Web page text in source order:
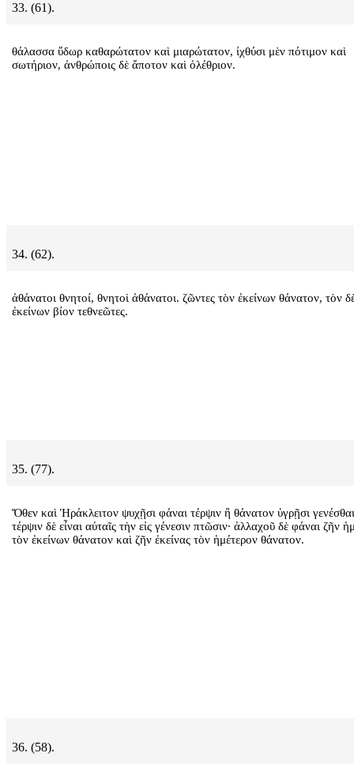
33. (61).
θάλασσα ὕδωρ καθαρώτατον καὶ μιαρώτατον, ἰχθύσι μὲν πότιμον καὶ
σωτήριον, ἀνθρώποις δὲ ἄποτον καὶ ὀλέθριον.
34. (62).
ἀθάνατοι θνητοί, θνητοὶ ἀθάνατοι. ζῶντες τὸν ἐκείνων θάνατον, τὸν
ἐκείνων βίον τεθνεῶτες.
35. (77).
Ὅθεν καὶ Ἡράκλειτον ψυχῇσι φάναι τέρψιν ἢ θάνατον ὑγρῇσι
τέρψιν δὲ εἶναι αὐταῖς τὴν εἰς γένεσιν πτῶσιν· ἀλλαχοῦ δὲ φάναι ζῆν
τὸν ἐκείνων θάνατον καὶ ζῆν ἐκείνας τὸν ἡμέτερον θάνατον.
36. (58).